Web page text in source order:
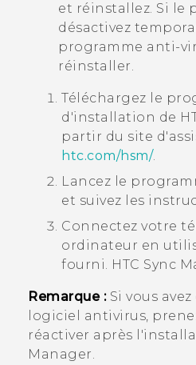
et réinstallez. Si le
désactivez
programme anti-
réinstaller.
Téléchargez le
d'installation de
partir du site
htc‍.‍com‍/‍hsm‍/.
Lancez le
et suivez les
Connectez votre
ordinateur en
fourni. HTC Sync
Remarque :Si vous
logiciel antivirus,
réactiver après
Manager.